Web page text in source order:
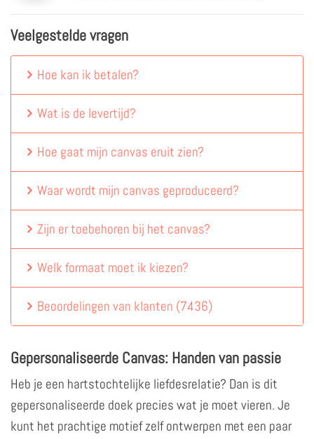
Veelgestelde vragen
Hoe kan ik betalen?
Wat is de levertijd?
Hoe gaat mijn canvas eruit zien?
Waar wordt mijn canvas geproduceerd?
Zijn er toebehoren bij het canvas?
Welk formaat moet ik kiezen?
Beoordelingen van klanten (7436)
Gepersonaliseerde Canvas: Handen van passie
Heb je een hartstochtelijke liefdesrelatie? Dan is dit
gepersonaliseerde doek precies wat je moet vieren. Je
kunt het prachtige motief zelf ontwerpen met een paar